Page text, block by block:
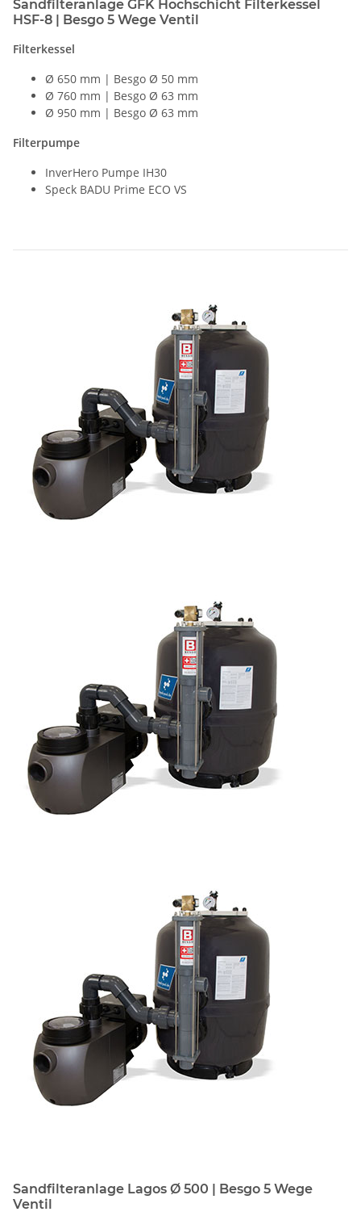
Sandfilteranlage GFK Hochschicht Filterkessel
HSF-8 | Besgo 5 Wege Ventil
Filterkessel
Ø 650 mm | Besgo Ø 50 mm
Ø 760 mm | Besgo Ø 63 mm
Ø 950 mm | Besgo Ø 63 mm
Filterpumpe
InverHero Pumpe IH30
Speck BADU Prime ECO VS
Sandfilteranlage Lagos Ø 500 | Besgo 5 Wege
Ventil